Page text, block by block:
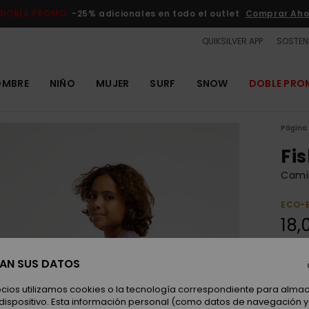
DOBLE PROMO -25% adicionales en todo el outlet Comprar
QUIKSILVER APP
NIÑO MUJER SURF SNOW DOBLE
Página
ECO-
SUS DATOS
utilizamos cookies o la tecnología correspondiente para
Esta información personal (como datos de navegación